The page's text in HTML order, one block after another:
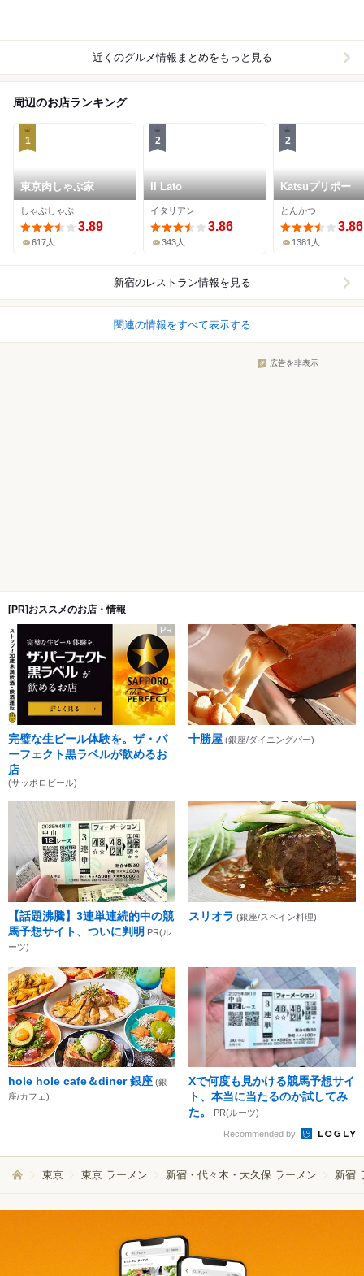
近くのグルメ情報まとめをもっと見る
周辺のお店ランキング
1
東京肉しゃぶ家
しゃぶしゃぶ
3.89
617人
2
Il Lato
イタリアン
3.86
343人
2
Katsuプリポー
とんかつ
3.86
1381人
新宿のレストラン情報を見る
関連の情報をすべて表示する
広告を非表示
[PR]おススメのお店・情報
PR
完璧な生ビール体験を。ザ・パ
ーフェクト黒ラベルが飲めるお
店
(サッポロビール)
十勝屋 (銀座/ダイニングバー)
【話題沸騰】3連単連続的中の競
馬予想サイト、ついに判明 PR(ル
ーツ)
スリオラ (銀座/スペイン料理)
hole hole cafe＆diner 銀座 (銀
座/カフェ)
Xで何度も見かける競馬予想サイ
ト、本当に当たるのか試してみ
た。
PR(ルーツ)
Recommended by
東京 東京 ラーメン 新宿・代々木・大久保 ラーメン 新宿